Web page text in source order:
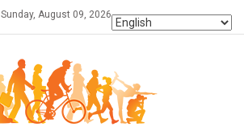
Sunday, August 09, 2026